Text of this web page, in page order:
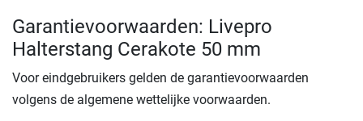
Garantievoorwaarden: Livepro
Halterstang Cerakote 50 mm
Voor eindgebruikers gelden de garantievoorwaarden
volgens de algemene wettelijke voorwaarden.